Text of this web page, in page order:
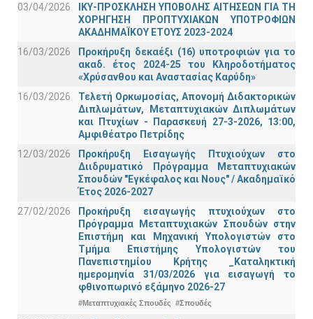
03/04/2026
ΙΚΥ-ΠΡΟΣΚΛΗΣΗ ΥΠΟΒΟΛΗΣ ΑΙΤΗΣΕΩΝ ΓΙΑ ΤΗ
ΧΟΡΗΓΗΣΗ ΠΡΟΠΤΥΧΙΑΚΩΝ ΥΠΟΤΡΟΦΙΩΝ
ΑΚΑΔΗΜΑΪΚΟΥ ΕΤΟΥΣ 2023-2024
16/03/2026
Προκήρυξη δεκαέξι (16) υποτροφιών για το
ακαδ. έτος 2024-25 του Κληροδοτήματος
«Χρύσανθου και Αναστασίας Καρύδη»
16/03/2026
Τελετή Ορκωμοσίας, Απονομή Διδακτορικών
Διπλωμάτων, Μεταπτυχιακών Διπλωμάτων
και Πτυχίων - Παρασκευή 27-3-2026, 13:00,
Αμφιθέατρο Πετρίδης
12/03/2026
Προκήρυξη Εισαγωγής Πτυχιούχων στο
Διιδρυματικό Πρόγραμμα Μεταπτυχιακών
Σπουδών "Εγκέφαλος και Νους" / Ακαδημαϊκό
Έτος 2026-2027
27/02/2026
Προκήρυξη εισαγωγής πτυχιούχων στo
Πρόγραμμα Μεταπτυχιακών Σπουδών στην
Επιστήμη και Μηχανική Υπολογιστών στο
Τμήμα Eπιστήμης Υπολογιστών του
Πανεπιστημίου Κρήτης _Καταληκτική
ημερομηνία 31/03/2026 για εισαγωγή το
φθινοπωρινό εξάμηνο 2026-27
#Μεταπτυχιακές Σπουδές #Σπουδές